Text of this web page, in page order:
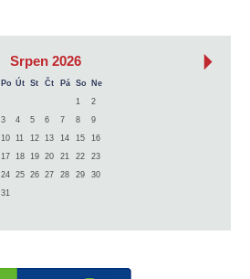
Srpen 2026
Po Út St Čt Pá So
Ne
1
2
3
4 5 6 7 8
9
10
11 12 13 14 15
16
17
18 19 20 21 22
23
24
25 26 27 28 29
30
31